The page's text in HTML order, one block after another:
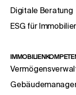
Digitale Beratung
ESG für